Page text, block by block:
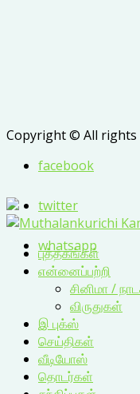
Copyright © All rights
facebook
twitter
whatsapp
புத்தகங்கள்
என்னைப்பற்றி
சினிமா /
விருதுகள்
இ புக்ஸ்
செய்திகள்
வீடியோஸ்
தொடர்கள்